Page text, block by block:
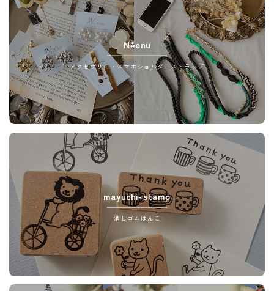
アクセサリー・スマホショルダーストラップ
N⁂enu
消しゴムはんこ
mayuchi-stamp